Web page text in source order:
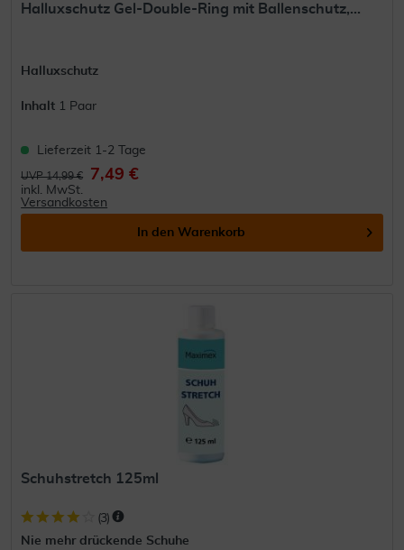
Halluxschutz Gel-Double-Ring mit Ballenschutz,...
Halluxschutz
Inhalt 1 Paar
Lieferzeit 1-2 Tage
UVP 14,99 € 7,49 €
inkl. MwSt.
Versandkosten
In den Warenkorb
Schuhstretch 125ml
(3)
Nie mehr drückende Schuhe